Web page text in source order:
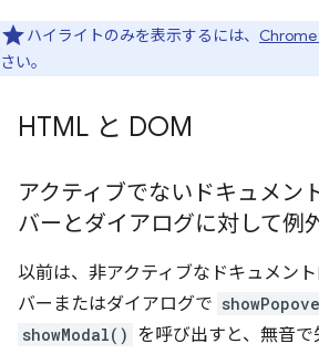
ハイライトのみを表示するには、 Chrome
さい。
HTML と DOM
アクティブでないドキュメン
バーとダイアログに対して例
以前は、非アクティブなドキュメン
バーまたはダイアログで
showModal() を呼び出すと、無音で